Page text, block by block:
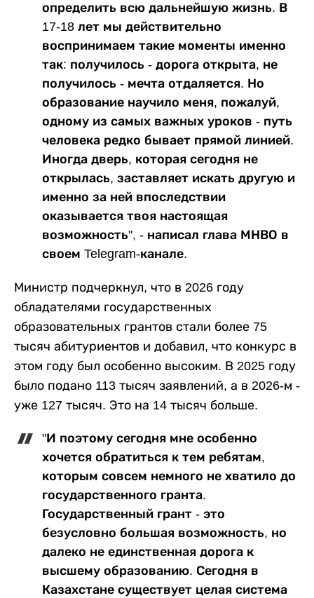
определить всю дальнейшую жизнь. В
17-18 лет мы действительно
воспринимаем такие моменты именно
так: получилось - дорога открыта, не
получилось - мечта отдаляется. Но
образование научило меня, пожалуй,
одному из самых важных уроков - путь
человека редко бывает прямой линией.
Иногда дверь, которая сегодня не
открылась, заставляет искать другую и
именно за ней впоследствии
оказывается твоя настоящая
возможность", - написал глава МНВО в
своем Telegram-канале.
Министр подчеркнул, что в 2026 году
обладателями государственных
образовательных грантов стали более 75
тысяч абитуриентов и добавил, что конкурс в
этом году был особенно высоким. В 2025 году
было подано 113 тысяч заявлений, а в 2026-м -
уже 127 тысяч. Это на 14 тысяч больше.
"И поэтому сегодня мне особенно
хочется обратиться к тем ребятам,
которым совсем немного не хватило до
государственного гранта.
Государственный грант - это
безусловно большая возможность, но
далеко не единственная дорога к
высшему образованию. Сегодня в
Казахстане существует целая система